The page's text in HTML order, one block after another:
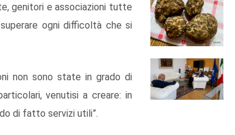
genitori e associazioni tutte
ogni difficoltà che si
non sono state in grado di
venutisi a creare: in
di fatto servizi utili”.